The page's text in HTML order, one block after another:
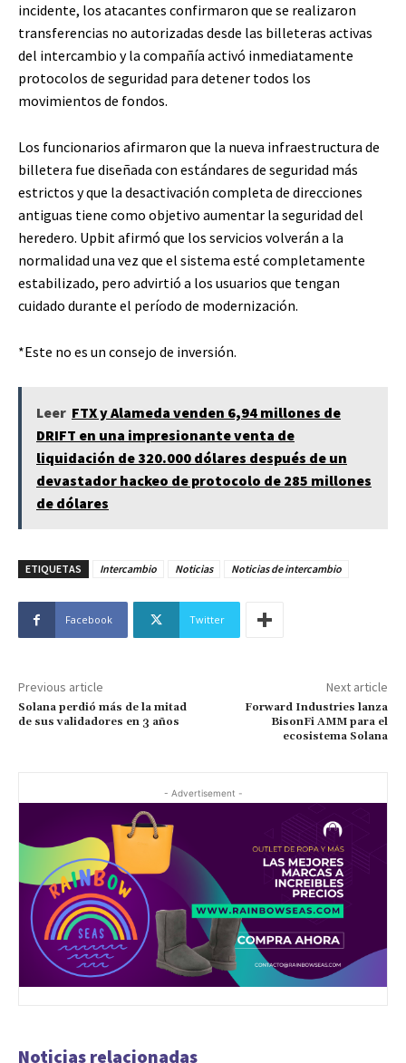
incidente, los atacantes confirmaron que se realizaron
transferencias no autorizadas desde las billeteras activas
del intercambio y la compañía activó inmediatamente
protocolos de seguridad para detener todos los
movimientos de fondos.
Los funcionarios afirmaron que la nueva infraestructura de
billetera fue diseñada con estándares de seguridad más
estrictos y que la desactivación completa de direcciones
antiguas tiene como objetivo aumentar la seguridad del
heredero. Upbit afirmó que los servicios volverán a la
normalidad una vez que el sistema esté completamente
estabilizado, pero advirtió a los usuarios que tengan
cuidado durante el período de modernización.
*Este no es un consejo de inversión.
Leer FTX y Alameda venden 6,94 millones de
DRIFT en una impresionante venta de
liquidación de 320.000 dólares después de un
devastador hackeo de protocolo de 285 millones
de dólares
ETIQUETAS Intercambio Noticias Noticias de intercambio
Facebook Twitter
Previous article
Solana perdió más de la mitad
de sus validadores en 3 años
Next article
Forward Industries lanza
BisonFi AMM para el
ecosistema Solana
- Advertisement -
Noticias relacionadas